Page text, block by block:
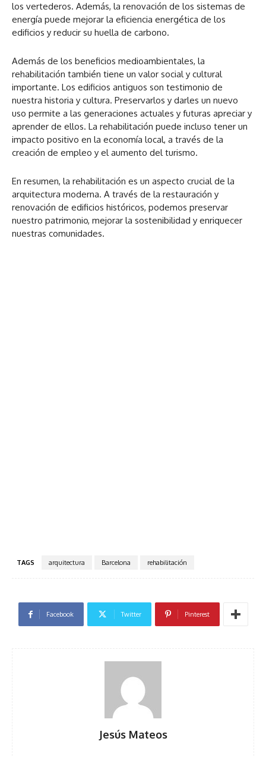
los vertederos. Además, la renovación de los sistemas de
energía puede mejorar la eficiencia energética de los
edificios y reducir su huella de carbono.
Además de los beneficios medioambientales, la
rehabilitación también tiene un valor social y cultural
importante. Los edificios antiguos son testimonio de
nuestra historia y cultura. Preservarlos y darles un nuevo
uso permite a las generaciones actuales y futuras apreciar y
aprender de ellos. La rehabilitación puede incluso tener un
impacto positivo en la economía local, a través de la
creación de empleo y el aumento del turismo.
En resumen, la rehabilitación es un aspecto crucial de la
arquitectura moderna. A través de la restauración y
renovación de edificios históricos, podemos preservar
nuestro patrimonio, mejorar la sostenibilidad y enriquecer
nuestras comunidades.
TAGS arquitectura Barcelona rehabilitación
Facebook Twitter Pinterest
Jesús Mateos